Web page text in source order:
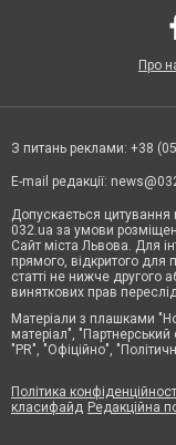
Про
З питань реклами: +38
E-mail редакції:
Допускається цитування
032.ua за умови
Сайт міста Львова. Для
прямого, відкритого для
статті не нижче другого
виняткових прав
Матеріали з плашками
матеріал", "Партнерський
"PR", "Офіційно",
Політика
класифайд Редакційна